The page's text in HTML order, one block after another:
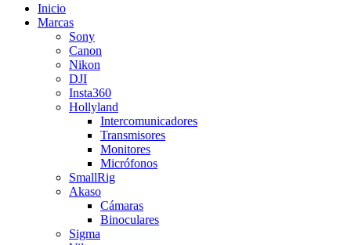
Inicio
Marcas
Sony
Canon
Nikon
DJI
Insta360
Hollyland
Intercomunicadores
Transmisores
Monitores
Micrófonos
SmallRig
Akaso
Cámaras
Binoculares
Sigma